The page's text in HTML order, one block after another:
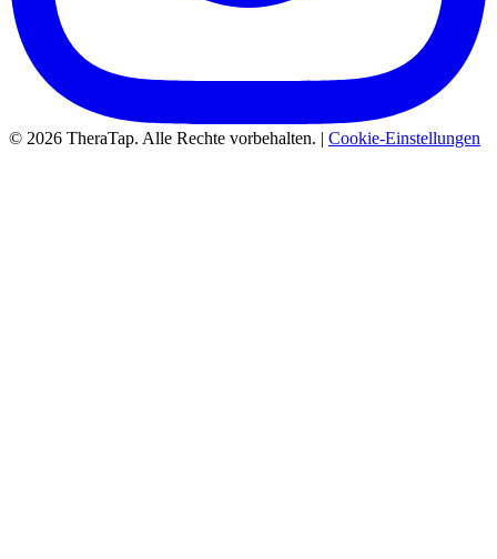
© 2026 TheraTap. Alle Rechte vorbehalten. | Cookie-Einstellungen